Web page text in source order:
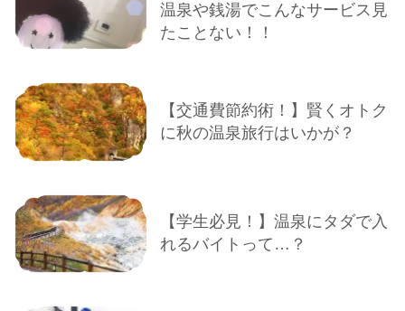
温泉や銭湯でこんなサービス見
たことない！！
【交通費節約術！】賢くオトク
に秋の温泉旅行はいかが？
【学生必見！】温泉にタダで入
れるバイトって…？